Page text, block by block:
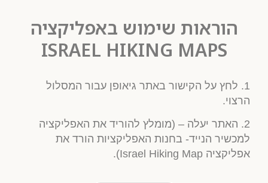
הוראות שימוש באפליקציה
ISRAEL HIKING MAPS
1. לחץ על הקישור באתר גיאופן עבור המסלול
הרצוי.
2. האתר יעלה – (מומלץ להוריד את האפליקציה
למכשיר הנייד- בחנות האפליקציות הורד את
אפליקציה Israel Hiking Map).